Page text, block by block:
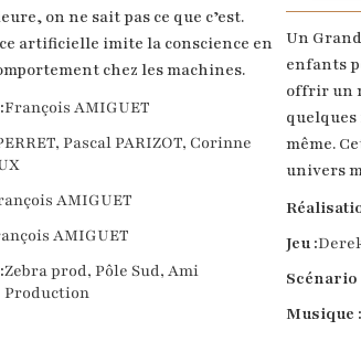
on ne sait pas ce que c’est.
artificielle imite la conscience en
chez les machines.
François AMIGUET
Pascal PARIZOT, Corinne
AMIGUET
AMIGUET
Zebra prod, Pôle Sud, Ami
Production
Un
enfants
offrir un
même.
univers
Jeu :
Scénario
Musique :